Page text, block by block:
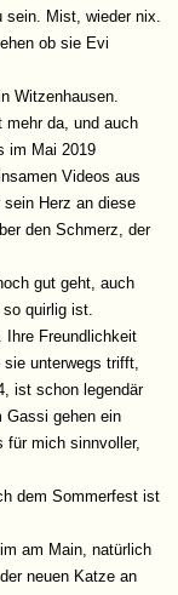
sein. Mist, wieder nix.
ob sie Evi
Witzenhausen.
mehr da, und auch
im Mai 2019
Videos aus
sein Herz an diese
den Schmerz, der
gut geht, auch
quirlig ist.
Ihre Freundlichkeit
unterwegs trifft,
ist schon legendär
Gassi gehen ein
für mich sinnvoller,
dem Sommerfest ist
am Main, natürlich
neuen Katze an